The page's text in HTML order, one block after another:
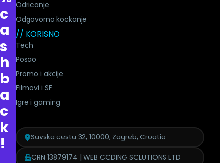
c
a
s
h
b
a
c
k
!
Odricanje
Odgovorno kockanje
// KORISNO
Tech
Posao
Promo i akcije
Filmovi i SF
Igre i gaming
Savska cesta 32, 10000, Zagreb, Croatia
CRN 13879174 | WEB CODING SOLUTIONS LTD